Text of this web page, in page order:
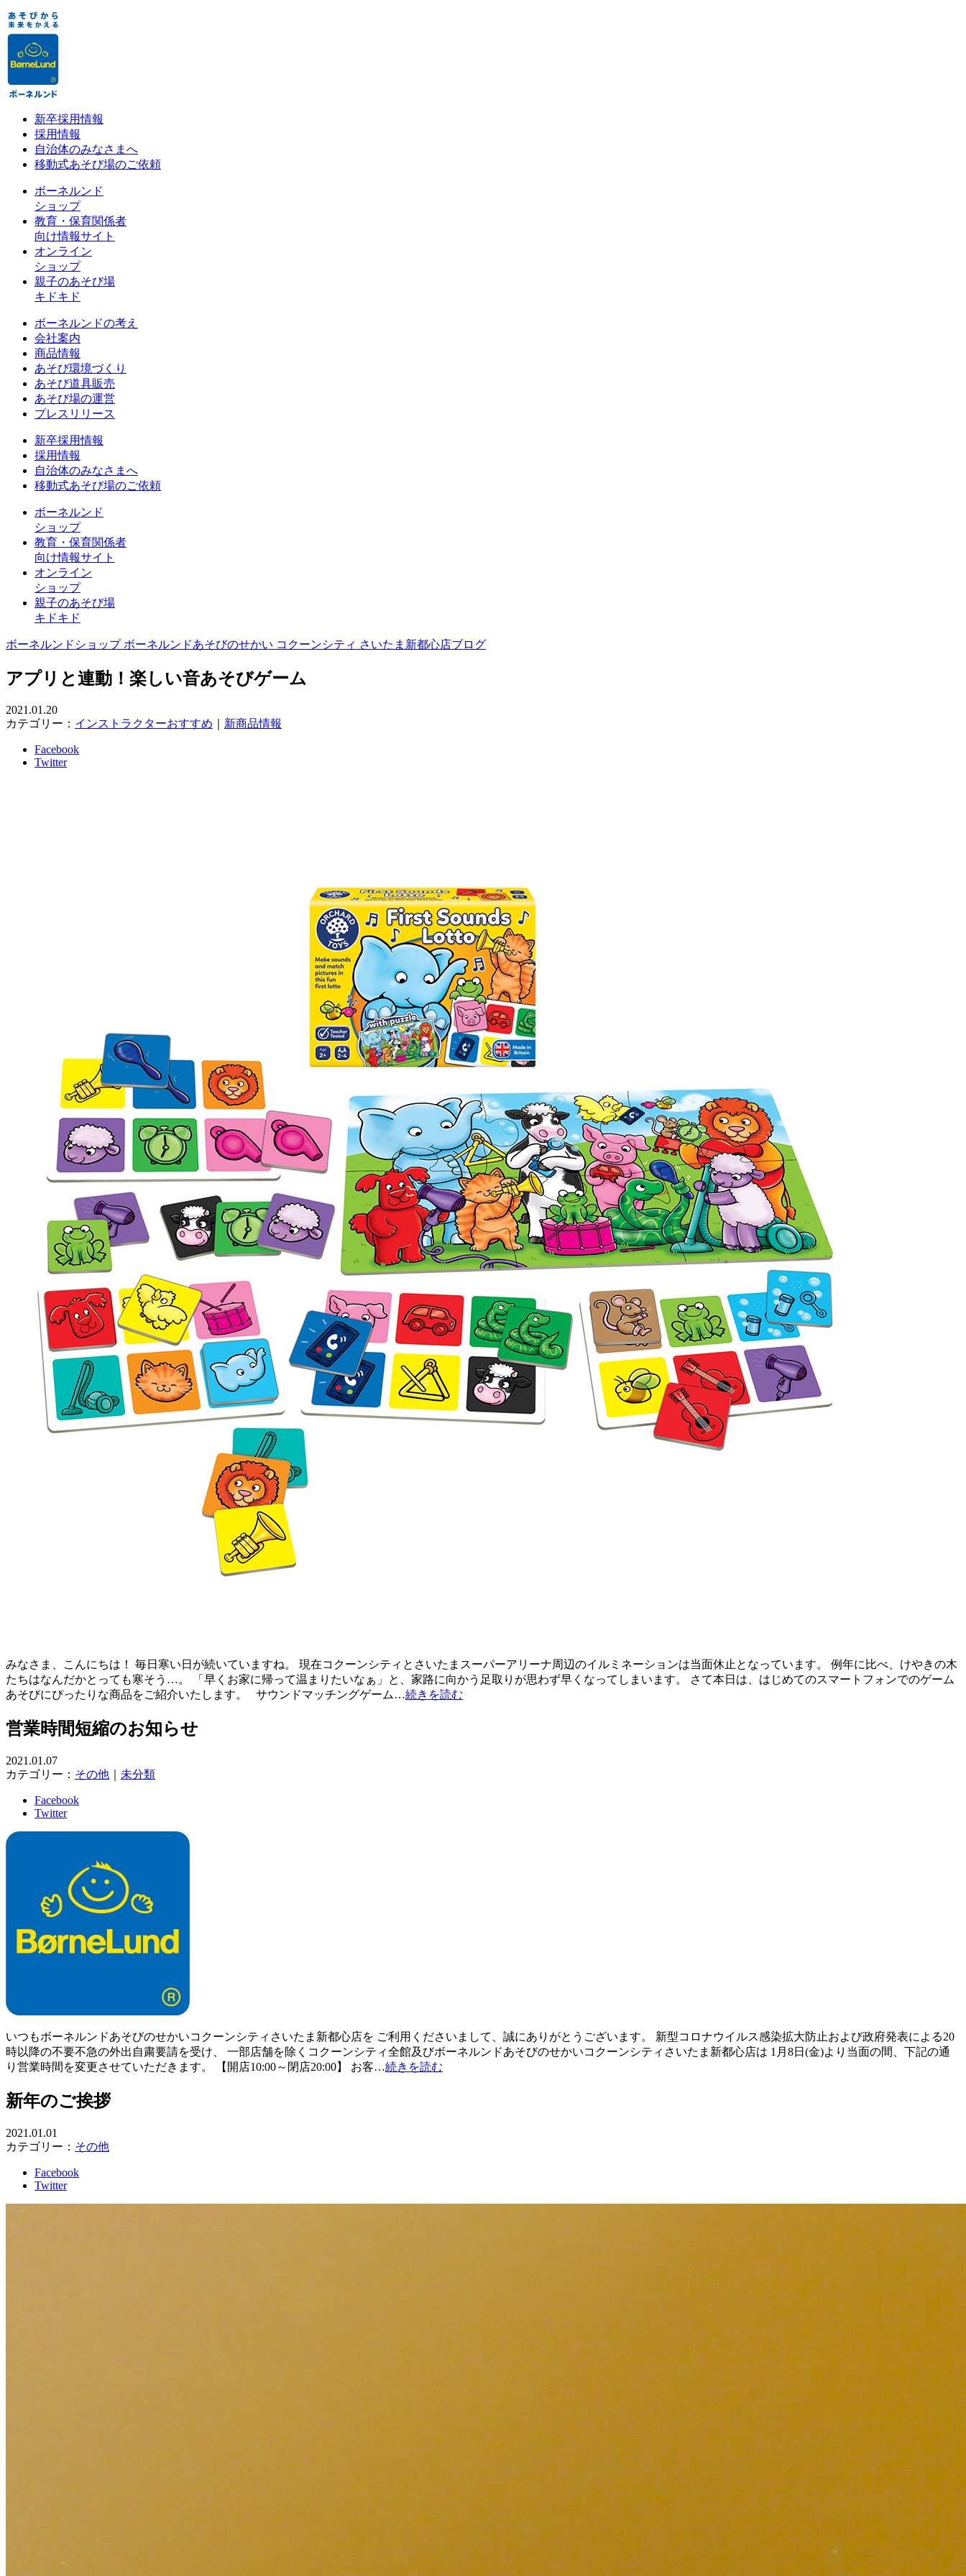
新卒採用情報
採用情報
自治体のみなさまへ
移動式あそび場のご依頼
ボーネルンド
ショップ
教育・保育関係者
向け情報サイト
オンライン
ショップ
親子のあそび場
キドキド
ボーネルンドの考え
会社案内
商品情報
あそび環境づくり
あそび道具販売
あそび場の運営
プレスリリース
新卒採用情報
採用情報
自治体のみなさまへ
移動式あそび場のご依頼
ボーネルンド
ショップ
教育・保育関係者
向け情報サイト
オンライン
ショップ
親子のあそび場
キドキド
ボーネルンドショップ ボーネルンドあそびのせかい コクーンシティ さいたま新都心店ブログ
アプリと連動！楽しい音あそびゲーム
2021.01.20
カテゴリー： インストラクターおすすめ 新商品情報
Facebook
Twitter
みなさま、こんにちは！ 毎日寒い日が続いていますね。 現在コクーンシティとさいたまスーパーアリーナ周辺のイルミネーションは当面休止となっています。 例年に比べ、けやきの木
たちはなんだかとっても寒そう…。 「早くお家に帰って温まりたいなぁ」と、家路に向かう足取りが思わず早くなってしまいます。 さて本日は、はじめてのスマートフォンでのゲーム
あそびにぴったりな商品をご紹介いたします。 サウンドマッチングゲーム…続きを読む
営業時間短縮のお知らせ
2021.01.07
カテゴリー： その他 未分類
Facebook
Twitter
いつもボーネルンドあそびのせかいコクーンシティさいたま新都心店を ご利用くださいまして、誠にありがとうございます。 新型コロナウイルス感染拡大防止および政府発表による20
時以降の不要不急の外出自粛要請を受け、 一部店舗を除くコクーンシティ全館及びボーネルンドあそびのせかいコクーンシティさいたま新都心店は 1月8日(金)より当面の間、下記の通
り営業時間を変更させていただきます。 【開店10:00～閉店20:00】 お客…続きを読む
新年のご挨拶
2021.01.01
カテゴリー： その他
Facebook
Twitter